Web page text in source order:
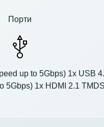
Порти
up to 5Gbps) 1x USB
1x HDMI 2.1